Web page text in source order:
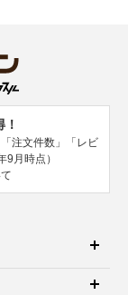
注文件数」「レビ
月時点）